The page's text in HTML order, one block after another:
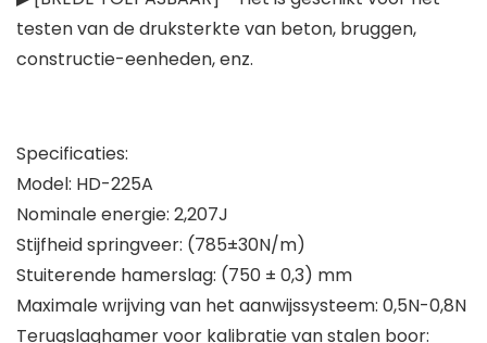
testen van de druksterkte van beton, bruggen,
constructie-eenheden, enz.
Specificaties:
Model: HD-225A
Nominale energie: 2,207J
Stijfheid springveer: (785±30N/m)
Stuiterende hamerslag: (750 ± 0,3) mm
Maximale wrijving van het aanwijssysteem: 0,5N-0,8N
Terugslaghamer voor kalibratie van stalen boor: